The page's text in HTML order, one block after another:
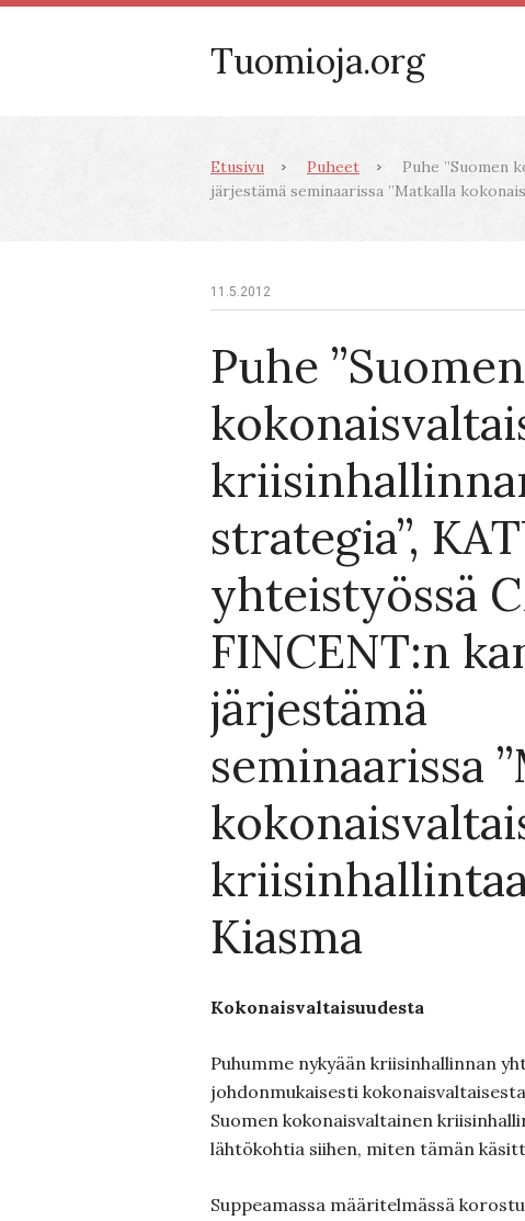
Tuomioja.org
Etusivu Puheet
Puhe ”Suomen
järjestämä seminaarissa ”Matkalla
11.5.2012
Puhe ”Suomen
strategia”,
yhteistyössä
FINCENT:n
järjestämä
seminaarissa
Kiasma
Kokonaisvaltaisuudesta
Puhumme nykyään kriisinhallinnan
johdonmukaisesti
Suomen kokonaisvaltainen
lähtökohtia siihen, miten tämän
Suppeamassa määritelmässä